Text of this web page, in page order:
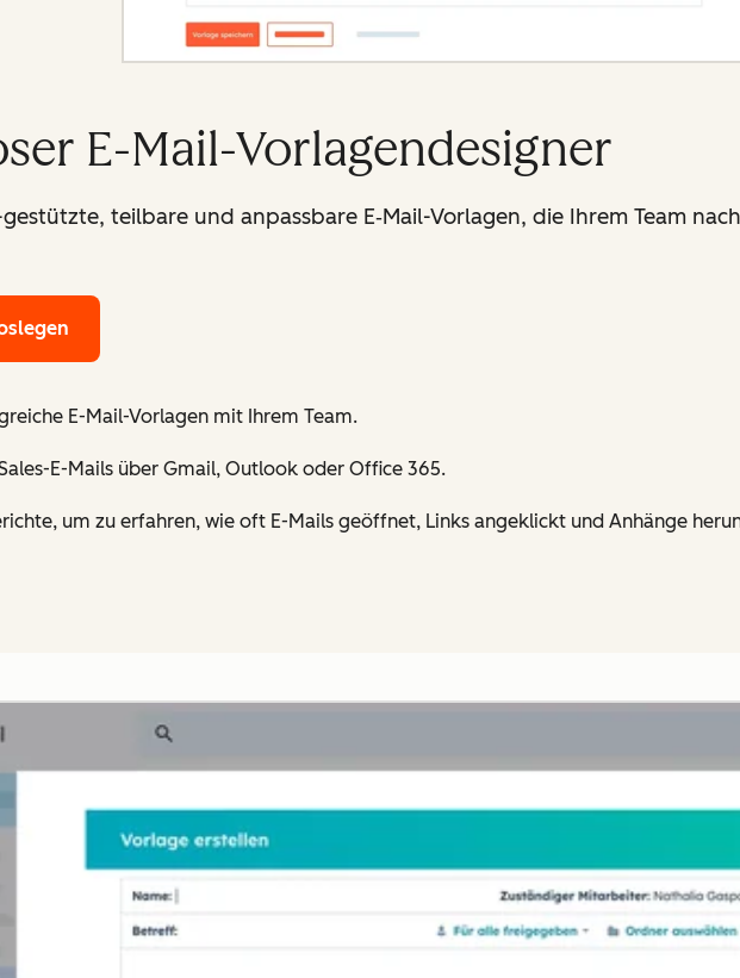
E-Mail-Vorlagendesigner
teilbare und anpassbare E‑Mail-Vorlagen, die Ihrem Team
E-Mail-Vorlagen mit Ihrem Team.
E-Mails über Gmail, Outlook oder Office 365.
um zu erfahren, wie oft E-Mails geöffnet, Links angeklickt und Anhänge